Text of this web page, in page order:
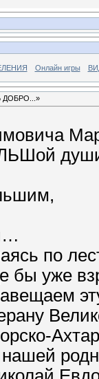
Онлайн игры
ДОБРО...»
по
бы уже